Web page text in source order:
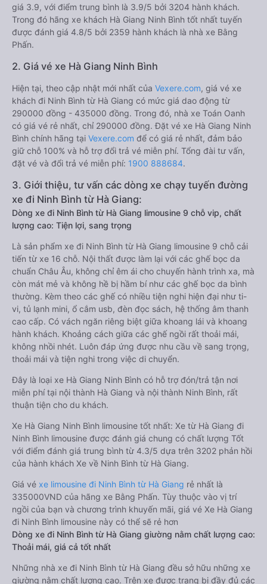
giá 3.9, với điểm trung bình là 3.9/5 bởi 3204 hành khách.
Trong đó hãng xe khách Hà Giang Ninh Bình tốt nhất tuyến
được đánh giá 4.8/5 bởi 2359 hành khách là nhà xe Bằng
Phấn.
2. Giá vé xe Hà Giang Ninh Bình
Hiện tại, theo cập nhật mới nhất của Vexere.com, giá vé xe
khách đi Ninh Bình từ Hà Giang có mức giá dao động từ
290000 đồng - 435000 đồng. Trong đó, nhà xe Toán Oanh
có giá vé rẻ nhất, chỉ 290000 đồng. Đặt vé xe Hà Giang Ninh
Bình chính hãng tại Vexere.com để có giá rẻ nhất, đảm bảo
giữ chỗ 100% và hỗ trợ đổi trả vé miễn phí. Tổng đài tư vấn,
đặt vé và đổi trả vé miễn phí: 1900 888684.
3. Giới thiệu, tư vấn các dòng xe chạy tuyến đường
xe đi Ninh Bình từ Hà Giang:
Dòng xe đi Ninh Bình từ Hà Giang limousine 9 chỗ vip, chất
lượng cao: Tiện lợi, sang trọng
Là sản phẩm xe đi Ninh Bình từ Hà Giang limousine 9 chỗ cải
tiến từ xe 16 chỗ. Nội thất được làm lại với các ghế bọc da
chuẩn Châu Âu, không chỉ êm ái cho chuyến hành trình xa, mà
còn mát mẻ và không hề bị hầm bí như các ghế bọc da bình
thường. Kèm theo các ghế có nhiều tiện nghi hiện đại như ti-
vi, tủ lạnh mini, ổ cắm usb, đèn đọc sách, hệ thống âm thanh
cao cấp. Có vách ngăn riêng biệt giữa khoang lái và khoang
hành khách. Khoảng cách giữa các ghế ngồi rất thoải mái,
không nhồi nhét. Luôn đáp ứng được nhu cầu về sang trọng,
thoải mái và tiện nghi trong việc di chuyển.
Đây là loại xe Hà Giang Ninh Bình có hỗ trợ đón/trả tận nơi
miễn phí tại nội thành Hà Giang và nội thành Ninh Bình, rất
thuận tiện cho du khách.
Xe Hà Giang Ninh Bình limousine tốt nhất: Xe từ Hà Giang đi
Ninh Bình limousine được đánh giá chung có chất lượng Tốt
với điểm đánh giá trung bình từ 4.3/5 dựa trên 3202 phản hồi
của hành khách Xe về Ninh Bình từ Hà Giang.
Giá vé xe limousine đi Ninh Bình từ Hà Giang rẻ nhất là
335000VND của hãng xe Bằng Phấn. Tùy thuộc vào vị trí
ngồi của bạn và chương trình khuyến mãi, giá vé Xe Hà Giang
đi Ninh Bình limousine này có thể sẽ rẻ hơn
Dòng xe đi Ninh Bình từ Hà Giang giường nằm chất lượng cao:
Thoải mái, giá cả tốt nhất
Những nhà xe đi Ninh Bình từ Hà Giang đều sở hữu những xe
giường nằm chất lượng cao. Trên xe được trang bị đầy đủ các